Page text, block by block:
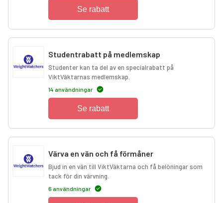
Se rabatt
Studentrabatt på medlemskap
Studenter kan ta del av en specialrabatt på
ViktVäktarnas medlemskap.
14 användningar
Se rabatt
Värva en vän och få förmåner
Bjud in en vän till ViktVäktarna och få belöningar som
tack för din värvning.
6 användningar